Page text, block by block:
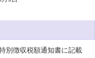
別徴収税額通知書に記載